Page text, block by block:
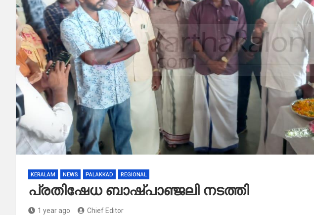
KERALAM NEWS PALAKKAD REGIONAL
പ്രതിഷേധ ബാഷ്പാഞ്ജലി നടത്തി
1 year ago Chief Editor